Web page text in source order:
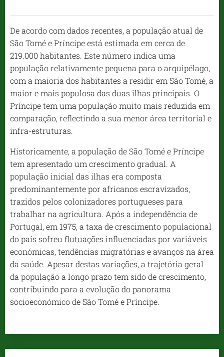
De acordo com dados recentes, a população atual de
São Tomé e Príncipe está estimada em cerca de
219.000 habitantes. Este número indica uma
população relativamente pequena para o arquipélago,
com a maioria dos habitantes a residir em São Tomé, a
maior e mais populosa das duas ilhas principais. O
Príncipe tem uma população muito mais reduzida em
comparação, reflectindo a sua menor área territorial e
infra-estruturas.
Historicamente, a população de São Tomé e Príncipe
tem apresentado um crescimento gradual. A
população inicial das ilhas era composta
predominantemente por africanos escravizados,
trazidos pelos colonizadores portugueses para
trabalhar na agricultura. Após a independência de
Portugal, em 1975, a taxa de crescimento populacional
do país sofreu flutuações influenciadas por variáveis ​​
económicas, tendências migratórias e avanços na área
da saúde. Apesar destas variações, a trajetória geral
da população a longo prazo tem sido de crescimento,
contribuindo para a evolução do panorama
socioeconómico de São Tomé e Príncipe.